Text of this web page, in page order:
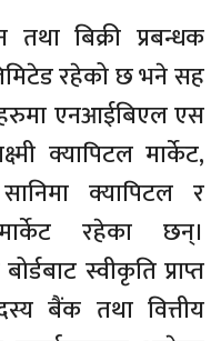
तथा बिक्री प्रबन्धक
रहेको छ भने सह
एनआईबिएल एस
क्यापिटल मार्केट,
क्यापिटल र
रहेका छन्।
स्वीकृति प्राप्त
बैंक तथा वित्तीय